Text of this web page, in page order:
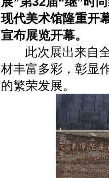
现代美术馆隆重开
宣布展览开幕。
此次展出来自全
材丰富多彩，彰显
的繁荣发展。